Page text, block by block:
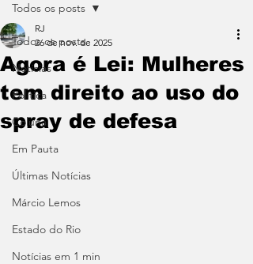
Todos os posts
Notícias
Política
Coluna
Em Pauta
Últimas Notícias
Márcio Lemos
Estado do Rio
Notícias em 1 min
Todos os posts
Agora é Lei: Mulheres
tem direito ao uso do
spray de defesa
RJ
26 de nov. de 2025